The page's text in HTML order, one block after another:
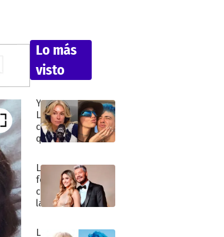
Lo más
visto
Yanina
Latorre
contó
qué
que
Luck
Ra
tomara
la
de
La
foto
con
la
Marcelo
La